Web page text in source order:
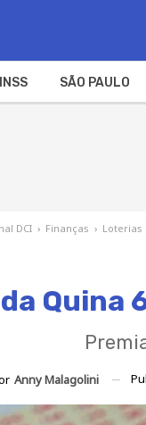
INSS SÃO PAULO
DCI › Finanças › Loterias
Quina
Anny Malagolini